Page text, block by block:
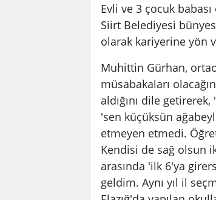
Evli ve 3 çocuk
Siirt Belediyesi
olarak kariyerine yön
Muhittin Gürhan,
müsabakaları
aldığını dile
'sen küçüksün
etmeyen etmedi.
Kendisi de sağ olsun
arasında 'ilk 6'ya
geldim. Aynı yıl il